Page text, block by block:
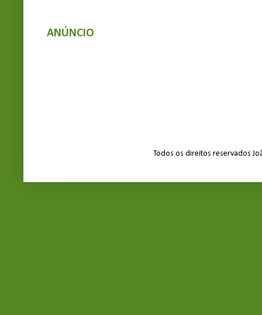
ANÚNCIO
Todos os direitos reservados